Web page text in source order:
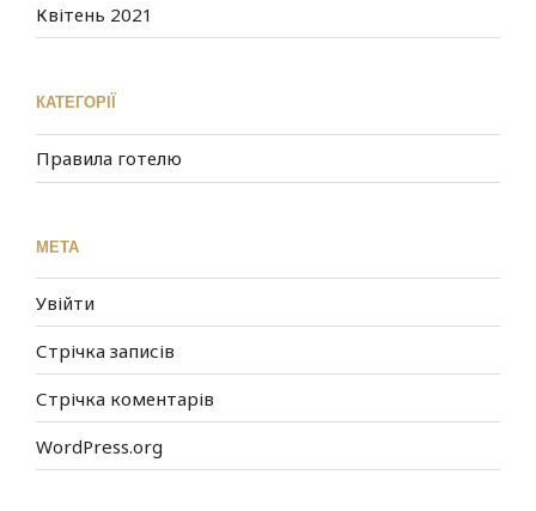
Квітень 2021
КАТЕГОРІЇ
Правила готелю
МЕТА
Увійти
Стрічка записів
Стрічка коментарів
WordPress.org